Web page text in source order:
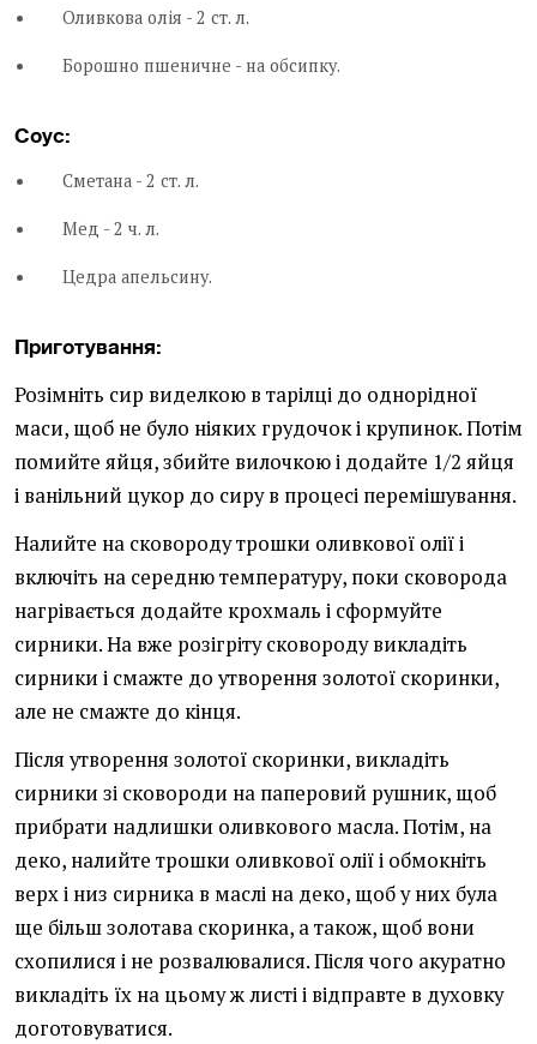
Оливкова олія - 2 ст. л.
Борошно пшеничне - на обсипку.
Соус:
Сметана - 2 ст. л.
Мед - 2 ч. л.
Цедра апельсину.
Приготування:
Розімніть сир виделкою в тарілці до однорідної
маси, щоб не було ніяких грудочок і крупинок. Потім
помийте яйця, збийте вилочкою і додайте 1/2 яйця
і ванільний цукор до сиру в процесі перемішування.
Налийте на сковороду трошки оливкової олії і
включіть на середню температуру, поки сковорода
нагрівається додайте крохмаль і сформуйте
сирники. На вже розігріту сковороду викладіть
сирники і смажте до утворення золотої скоринки,
але не смажте до кінця.
Після утворення золотої скоринки, викладіть
сирники зі сковороди на паперовий рушник, щоб
прибрати надлишки оливкового масла. Потім, на
деко, налийте трошки оливкової олії і обмокніть
верх і низ сирника в маслі на деко, щоб у них була
ще більш золотава скоринка, а також, щоб вони
схопилися і не розвалювалися. Після чого акуратно
викладіть їх на цьому ж листі і відправте в духовку
доготовуватися.